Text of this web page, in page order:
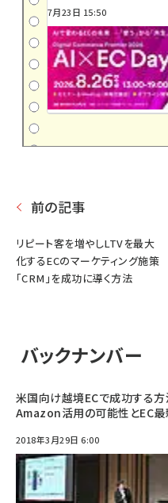
7月23日 15:50
前の記事
リピート客を増やしLTVを最大
化するECのマーケティング施策
「CRM」を成功に導く方法
バックナンバー
米国向け越境ECで成功する方
Amazon活用の可能性とEC最
2018年3月29日 6:00